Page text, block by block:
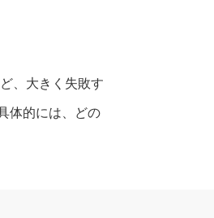
、大きく失敗す
体的には、どの